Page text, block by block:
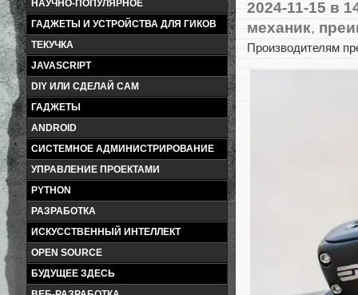
НАУЧНО-ПОПУЛЯРНОЕ
ГАДЖЕТЫ И УСТРОЙСТВА ДЛЯ ГИКОВ
ТЕКУЧКА
JAVASCRIPT
DIY ИЛИ СДЕЛАЙ САМ
ГАДЖЕТЫ
ANDROID
СИСТЕМНОЕ АДМИНИСТРИРОВАНИЕ
УПРАВЛЕНИЕ ПРОЕКТАМИ
PYTHON
РАЗРАБОТКА
ИСКУССТВЕННЫЙ ИНТЕЛЛЕКТ
OPEN SOURCE
БУДУЩЕЕ ЗДЕСЬ
2024-11-15 в
механик,
Производителям